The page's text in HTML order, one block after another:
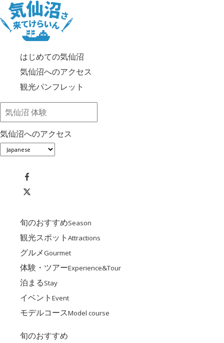
はじめての気仙沼
気仙沼へのアクセス
観光パンフレット
気仙沼へのアクセス
旬のおすすめSeason
観光スポット Attractions
グルメGourmet
体験・ツアーExperience&Tour
泊まるStay
イベント Event
モデルコースModel course
旬のおすすめ